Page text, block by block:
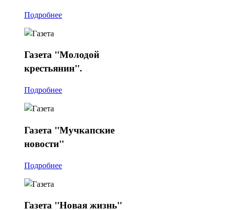
Подробнее
Газета "Молодой
крестьянин".
Подробнее
Газета "Мучкапские
новости"
Подробнее
Газета "Новая жизнь"